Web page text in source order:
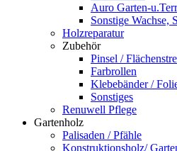
Auro Garten-
Sonstige Wachse,
Holzreparatur
Zubehör
Pinsel /
Farbrollen
Klebebänder /
Sonstiges
Renuwell Pflege
Gartenholz
Palisaden / Pfähle
Konstruktionsholz/